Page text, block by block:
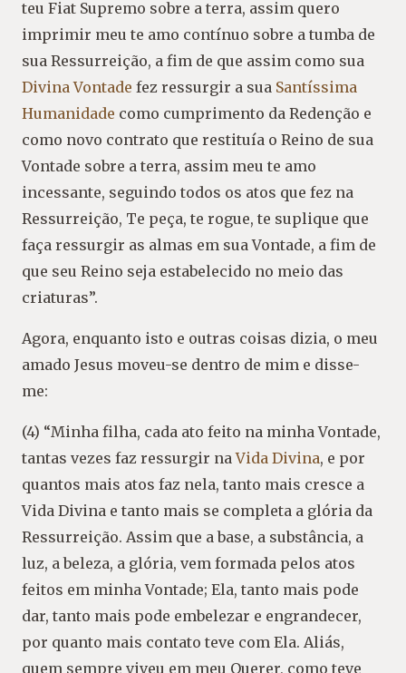
teu Fiat Supremo sobre a terra, assim quero
imprimir meu te amo contínuo sobre a tumba de
sua Ressurreição, a fim de que assim como sua
Divina Vontade fez ressurgir a sua Santíssima
Humanidade como cumprimento da Redenção e
como novo contrato que restituía o Reino de sua
Vontade sobre a terra, assim meu te amo
incessante, seguindo todos os atos que fez na
Ressurreição, Te peça, te rogue, te suplique que
faça ressurgir as almas em sua Vontade, a fim de
que seu Reino seja estabelecido no meio das
criaturas”.
Agora, enquanto isto e outras coisas dizia, o meu
amado Jesus moveu-se dentro de mim e disse-
me:
(4) “Minha filha, cada ato feito na minha Vontade,
tantas vezes faz ressurgir naVida Divina, e por
quantos mais atos faz nela, tanto mais cresce a
Vida Divina e tanto mais se completa a glória da
Ressurreição. Assim que a base, a substância, a
luz, a beleza, a glória, vem formada pelos atos
feitos em minha Vontade; Ela, tanto mais pode
dar, tanto mais pode embelezar e engrandecer,
por quanto mais contato teve com Ela. Aliás,
quem sempre viveu em meu Querer, como teve